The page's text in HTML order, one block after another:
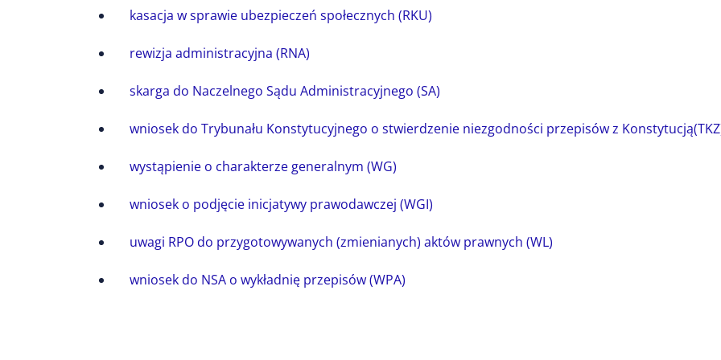
kasacja w sprawie ubezpieczeń społecznych (RKU)
rewizja administracyjna (RNA)
skarga do Naczelnego Sądu Administracyjnego (SA)
wniosek do Trybunału Konstytucyjnego o stwierdzenie niezgodności przepisów z
wystąpienie o charakterze generalnym (WG)
wniosek o podjęcie inicjatywy prawodawczej (WGI)
uwagi RPO do przygotowywanych (zmienianych) aktów prawnych (WL)
wniosek do NSA o wykładnię przepisów (WPA)